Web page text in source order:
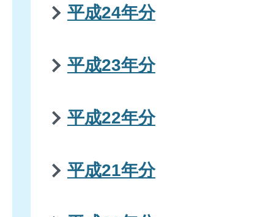
平成24年分
平成23年分
平成22年分
平成21年分